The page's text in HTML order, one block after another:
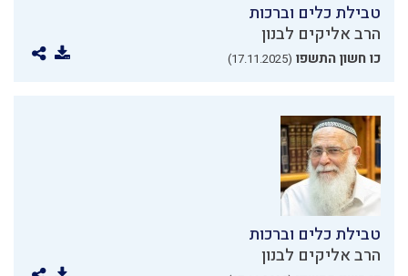
טבילת כלים וברכות
הרב אליקים לבנון
כו חשון התשפו (17.11.2025)
טבילת כלים וברכות
הרב אליקים לבנון